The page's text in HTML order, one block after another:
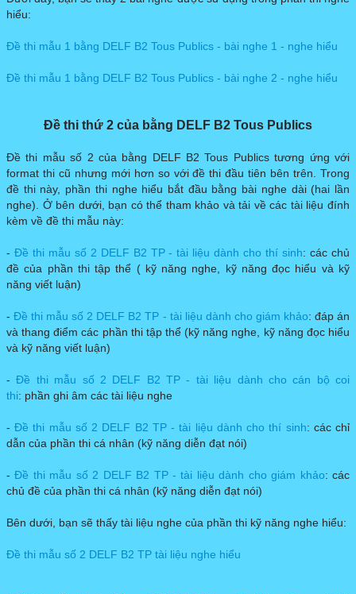
hiểu:
Đề thi mẫu 1 bằng DELF B2 Tous Publics - bài nghe 1 - nghe hiểu
Đề thi mẫu 1 bằng DELF B2 Tous Publics - bài nghe 2 - nghe hiểu
Đề thi thứ 2 của bằng DELF B2 Tous Publics
Đề thi mẫu số 2 của bằng DELF B2 Tous Publics tương ứng với
format thi cũ nhưng mới hơn so với đề thi đầu tiên bên trên. Trong
đề thi này, phần thi nghe hiểu bắt đầu bằng bài nghe dài (hai lần
nghe). Ở bên dưới, bạn có thể tham khảo và tải về các tài liệu đính
kèm về đề thi mẫu này:
- Đề thi mẫu số 2 DELF B2 TP - tài liệu dành cho thí sinh: các chủ
đề của phần thi tập thể ( kỹ năng nghe, kỹ năng đọc hiểu và kỹ
năng viết luận)
-Đề thi mẫu số 2 DELF B2 TP - tài liệu dành cho giám khảo: đáp án
và thang điểm các phần thi tập thể (kỹ năng nghe, kỹ năng đọc hiểu
và kỹ năng viết luận)
-Đề thi mẫu số 2 DELF B2 TP - tài liệu dành cho cán bộ coi
thi: phần ghi âm các tài liệu nghe
-Đề thi mẫu số 2 DELF B2 TP - tài liệu dành cho thí sinh: các chỉ
dẫn của phần thi cá nhân (kỹ năng diễn đạt nói)
-Đề thi mẫu số 2 DELF B2 TP - tài liệu dành cho giám khảo: các
chủ đề của phần thi cá nhân (kỹ năng diễn đạt nói)
Bên dưới, bạn sẽ thấy tài liệu nghe của phần thi kỹ năng nghe hiểu:
Đề thi mẫu số 2 DELF B2 TP tài liệu nghe hiểu